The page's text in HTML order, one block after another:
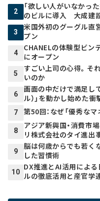
2
「欲しい人がいなかっ
のビルに導入 大成建
3
米国外初のグーグル直
プン
4
CHANELの体験型ビン
にオープン
5
すごい上司の心得。そ
いのか
6
画面の中だけで満足し
ル）」を動かし始めた衝
7 第50回：なぜ「優秀な
8
アジア新興国・消費市
リ株式会社のタイ進出事
9
脳は何歳からでも若
した習慣術
10
DX推進とAI活用によ
ルの徹底活用と産官学